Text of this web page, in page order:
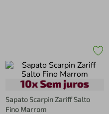
Sapato Scarpin Zariff Salto
Fino Marrom